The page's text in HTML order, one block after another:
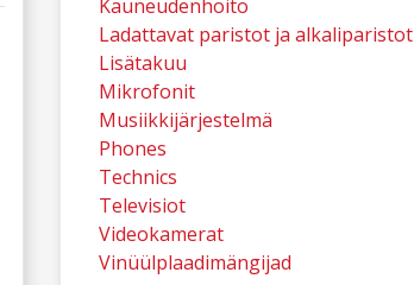
Kauneudenhoito
Ladattavat paristot ja alkaliparistot
Lisätakuu
Mikrofonit
Musiikkijärjestelmä
Phones
Technics
Televisiot
Videokamerat
Vinüülplaadimängijad